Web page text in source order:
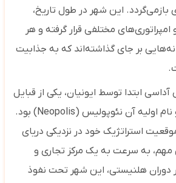
این شهر در طول تاریخ،
مختلفی قرار گرفته و هر
بر جای گذاشته‌اند که به جذابیت
ابتدا توسط ایونیان، یکی از قبایل
یونانی، تأسیس شد و نام اولیه آن نئوپولیس (Neopolis) بود.
استراتژیک خود در نزدیکی دریای
به سرعت به یک مرکز تجاری و
هلنیستی، این شهر تحت نفوذ